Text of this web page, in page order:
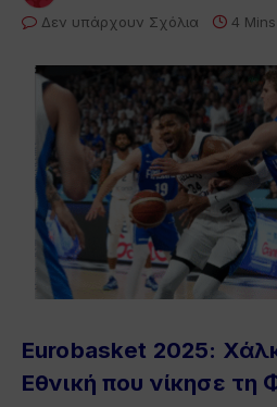
Δεν υπάρχουν Σχόλια
4
Eurobasket 2025:
Εθνική που νίκησε τη